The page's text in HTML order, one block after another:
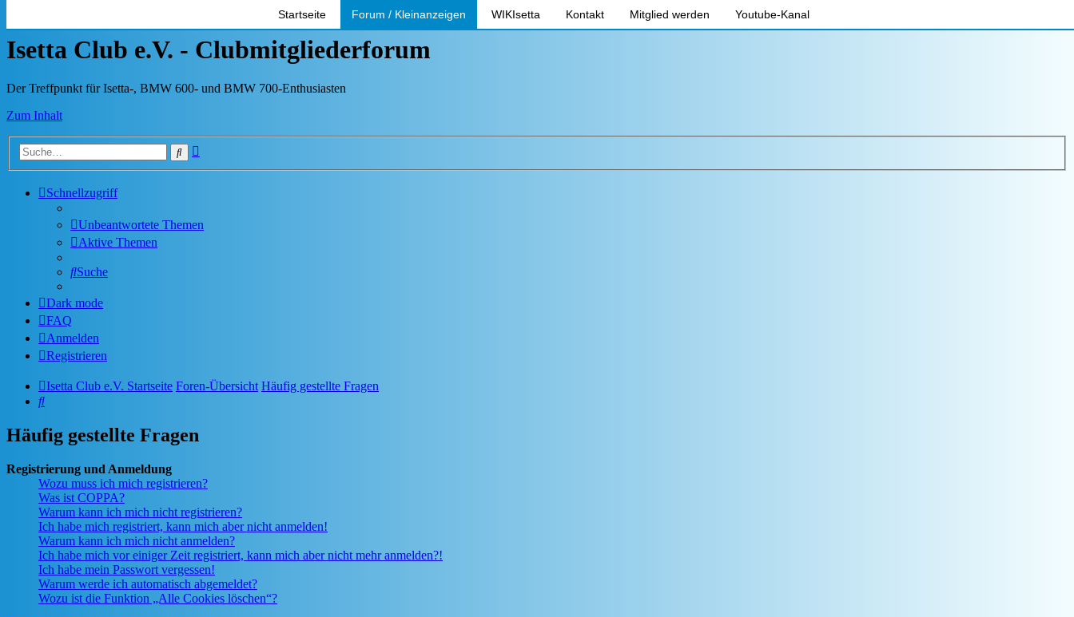
Startseite Forum / Kleinanzeigen WIKIsetta Kontakt Mitglied werden Youtube-Kanal
Isetta Club e.V. - Clubmitgliederforum
Der Treffpunkt für Isetta-, BMW 600- und BMW 700-Enthusiasten
Zum Inhalt
Suche
Schnellzugriff
Unbeantwortete Themen
Aktive Themen
Suche
Dark mode
FAQ
Anmelden
Registrieren
Isetta Club e.V. Startseite Foren-Übersicht Häufig gestellte Fragen
Suche
Häufig gestellte Fragen
Registrierung und Anmeldung
Wozu muss ich mich registrieren?
Was ist COPPA?
Warum kann ich mich nicht registrieren?
Ich habe mich registriert, kann mich aber nicht anmelden!
Warum kann ich mich nicht anmelden?
Ich habe mich vor einiger Zeit registriert, kann mich aber nicht mehr anmelden?!
Ich habe mein Passwort vergessen!
Warum werde ich automatisch abgemeldet?
Wozu ist die Funktion „Alle Cookies löschen“?